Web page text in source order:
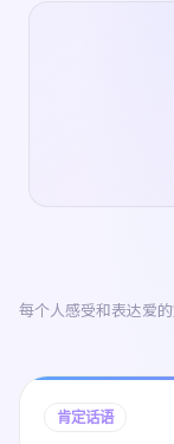
每个人感受和表达爱
肯定话语